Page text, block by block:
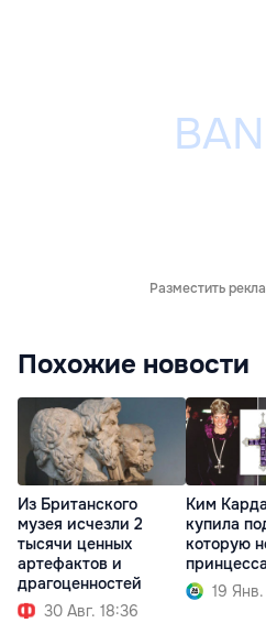
Разместить
Похожие новости
Из Британского
музея исчезли 2
тысячи ценных
артефактов и
драгоценностей
30 Авг. 18:36
Ким
купила
которую
19 Янв.